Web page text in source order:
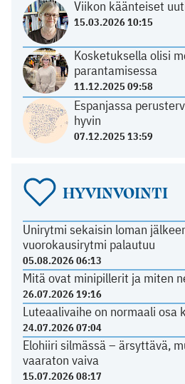
Viikon käänteiset
15.03.2026 10:15
Kosketuksella olisi
parantamisessa
11.12.2025 09:58
Espanjassa
hyvin
07.12.2025 13:59
HYVINVOINTI
Unirytmi sekaisin loman
vuorokausirytmi palautuu
05.08.2026 06:13
Mitä ovat minipillerit ja miten
26.07.2026 19:16
Luteaalivaihe on normaali osa
24.07.2026 07:04
Elohiiri silmässä – ärsyttävä,
vaaraton vaiva
15.07.2026 08:17